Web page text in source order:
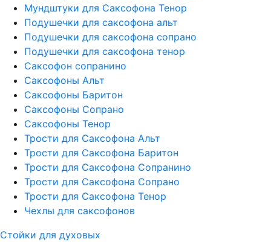
Мундштуки для Саксофона Тенор
Подушечки для саксофона альт
Подушечки для саксофона сопрано
Подушечки для саксофона тенор
Саксофон сопранино
Саксофоны Альт
Саксофоны Баритон
Саксофоны Сопрано
Саксофоны Тенор
Трости для Саксофона Альт
Трости для Саксофона Баритон
Трости для Саксофона Сопранино
Трости для Саксофона Сопрано
Трости для Саксофона Тенор
Чехлы для саксофонов
Стойки для духовых